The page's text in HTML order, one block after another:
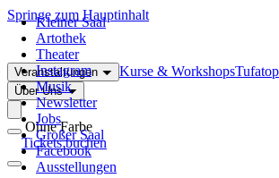
Springe zum Hauptinhalt
Veranstaltungen Kurse & Workshops
Über Uns
Ohne Farbe
Tickets buchen
Kleiner Saal
Artothek
Theater
Instagram
Musik
Newsletter
Jobs
Großer Saal
Facebook
Ausstellungen